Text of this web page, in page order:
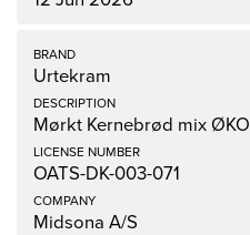
Urtekram
Mørkt Kernebrød mix ØKO
OATS-DK-003-071
Midsona A/S